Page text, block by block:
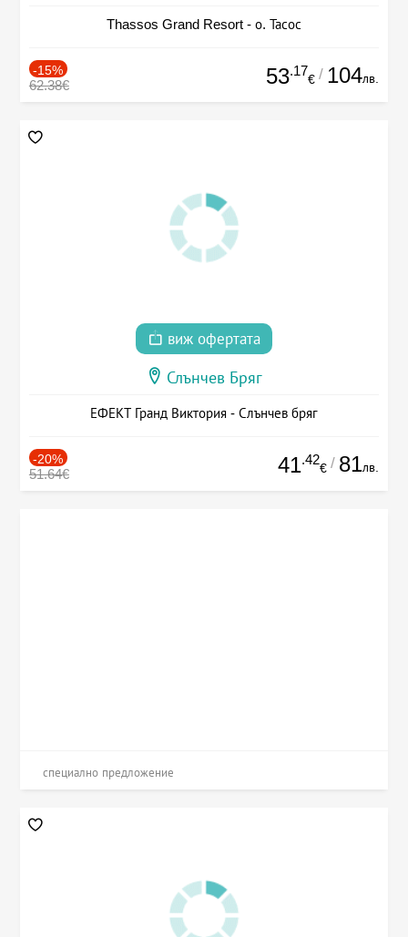
Thassos Grand Resort - о. Тасос
-15%
62.38€ 53.17
€ / 104лв.
виж офертата
Слънчев Бряг
ЕФЕКТ Гранд Виктория - Слънчев бряг
-20%
51.64€ 41.42
€ / 81лв.
специално предложение